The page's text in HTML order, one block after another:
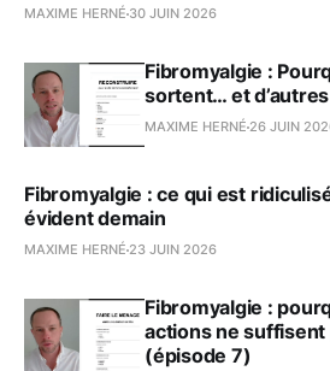
MAXIME HERNÉ 30 JUIN 2026
Fibromyalgie :
sortent… et
MAXIME HERNÉ 26 JUIN
Fibromyalgie : ce qui est
évident demain
MAXIME HERNÉ 23 JUIN 2026
Fibromyalgie :
actions ne
(épisode 7)